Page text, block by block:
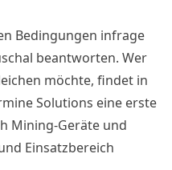
Bedingungen infrage
beantworten. Wer
möchte, findet in
Solutions eine erste
Mining-Geräte und
Einsatzbereich